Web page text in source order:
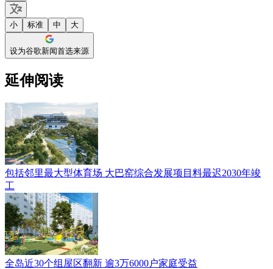
小 标准 中 大
设为谷歌新闻首选来源
延伸阅读
包括邻里最大型体育场 大巴窑综合发展项目料最迟2030年竣
工
全岛近30个组屋区翻新 逾3万6000户家庭受益